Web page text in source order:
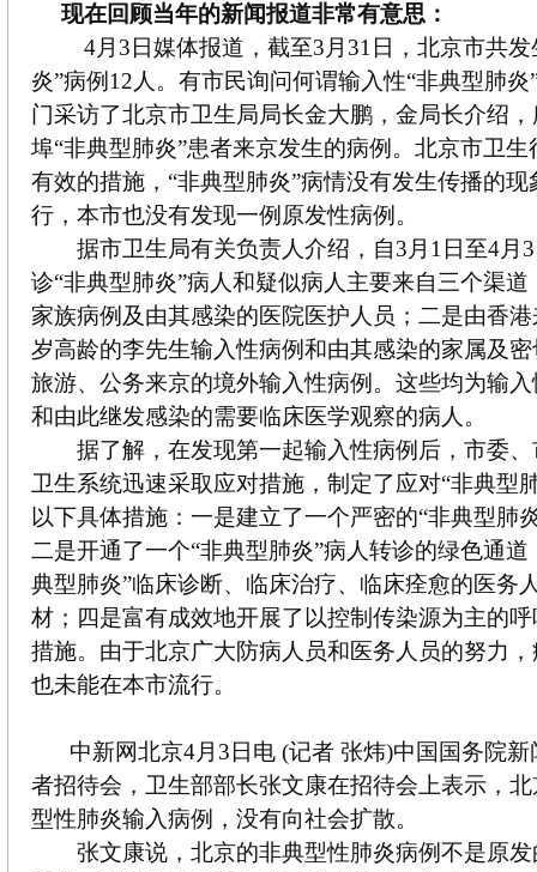
现在回顾当年的新闻报道非常有意思：
4月3日媒体报道，截至3月31日，北京市共发
炎”病例12人。有市民询问何谓输入性“非典型肺
门采访了北京市卫生局局长金大鹏，金局长介绍
埠“非典型肺炎”患者来京发生的病例。北京市卫
有效的措施，“非典型肺炎”病情没有发生传播的
行，本市也没有发现一例原发性病例。
据市卫生局有关负责人介绍，自3月1日至4月3
诊“非典型肺炎”病人和疑似病人主要来自三个渠
家族病例及由其感染的医院医护人员；二是由香
岁高龄的李先生输入性病例和由其感染的家属及
旅游、公务来京的境外输入性病例。这些均为输入
和由此继发感染的需要临床医学观察的病人。
据了解，在发现第一起输入性病例后，市委、
卫生系统迅速采取应对措施，制定了应对“非典型
以下具体措施：一是建立了一个严密的“非典型肺
二是开通了一个“非典型肺炎”病人转诊的绿色通
典型肺炎”临床诊断、临床治疗、临床痊愈的医务
材；四是富有成效地开展了以控制传染源为主的
措施。由于北京广大防病人员和医务人员的努力
也未能在本市流行。
中新网北京4月3日电 (记者 张炜)中国国务院
者招待会，卫生部部长张文康在招待会上表示，
型性肺炎输入病例，没有向社会扩散。
张文康说，北京的非典型性肺炎病例不是原发